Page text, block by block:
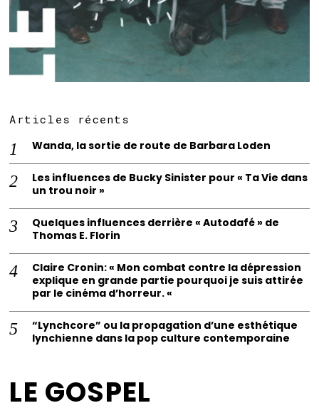
Articles récents
Wanda, la sortie de route de Barbara Loden
Les influences de Bucky Sinister pour « Ta Vie dans
un trou noir »
Quelques influences derrière « Autodafé » de
Thomas E. Florin
Claire Cronin: « Mon combat contre la dépression
explique en grande partie pourquoi je suis attirée
par le cinéma d’horreur. «
“Lynchcore” ou la propagation d’une esthétique
lynchienne dans la pop culture contemporaine
LE GOSPEL